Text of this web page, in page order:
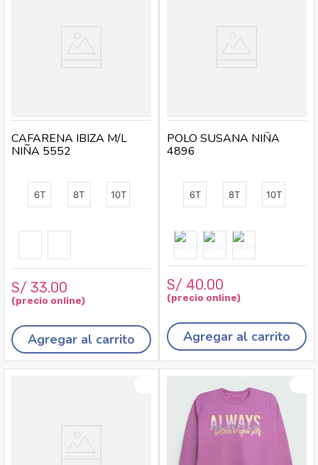
6T 8T 10T
CAFARENA IBIZA M/L
NIÑA 5552
S/ 33.00
Agregar al carrito
6T 8T 10T
POLO SUSANA NIÑA
4896
S/ 40.00
Agregar al carrito